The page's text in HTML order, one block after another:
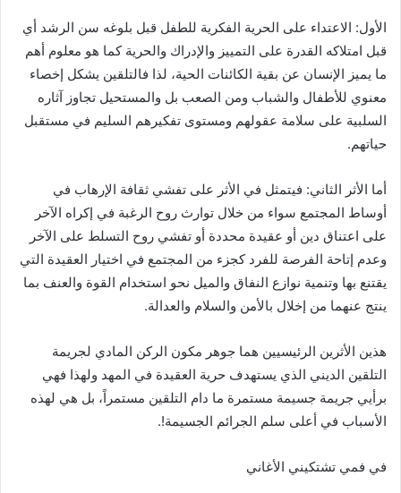
الأول: الاعتداء على الحرية الفكرية للطفل قبل بلوغه سن الرشد أي
قبل امتلاكه القدرة على التمييز والإدراك والحرية كما هو معلوم أهم
ما يميز الإنسان عن بقية الكائنات الحية، لذا فالتلقين يشكل إخصاء
معنوي للأطفال والشباب ومن الصعب بل والمستحيل تجاوز آثاره
السلبية على سلامة عقولهم ومستوى تفكيرهم السليم في مستقبل
حياتهم.
أما الأثر الثاني: فيتمثل في الأثر على تفشي ثقافة الإرهاب في
أوساط المجتمع سواء من خلال توارث روح الرغبة في إكراه الآخر
على اعتناق دين أو عقيدة محددة أو تفشي روح التسلط على الآخر
وعدم إتاحة الفرصة للفرد كجزء من المجتمع في اختيار العقيدة التي
يقتنع بها وتنمية نوازع النفاق والميل نحو استخدام القوة والعنف بما
ينتج عنهما من إخلال بالأمن والسلام والعدالة.
هذين الأثرين الرئيسيين هما جوهر مكون الركن المادي لجريمة
التلقين الديني الذي يستهدف حرية العقيدة في المهد ولهذا فهي
برأيي جريمة جسيمة مستمرة ما دام التلقين مستمراً، بل هي لهذه
الأسباب في أعلى سلم الجرائم الجسيمة!.
في فمي تشتكيني الأغاني